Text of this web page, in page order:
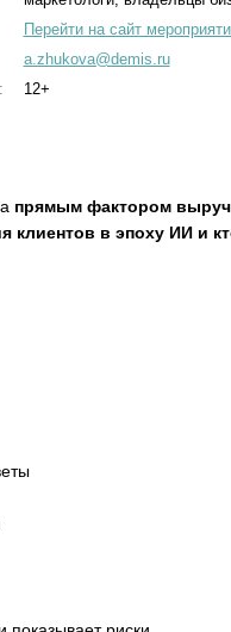
Перейти на сайт
a.zhukova@demis.ru
12+
прямым фактором
клиентов в эпоху ИИ и